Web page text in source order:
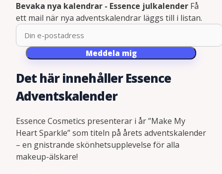
Bevaka nya kalendrar - Essence julkalender Få
ett mail när nya adventskalendrar läggs till i listan.
Meddela mig
Det här innehåller Essence
Adventskalender
Essence Cosmetics presenterar i år ”Make My
Heart Sparkle” som titeln på årets adventskalender
– en gnistrande skönhetsupplevelse för alla
makeup-älskare!